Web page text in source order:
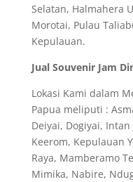
Selatan, Halmahera
Morotai, Pulau
Kepulauan.
Jual Souvenir Jam
Lokasi Kami dalam
Papua meliputi :
Deiyai, Dogiyai, Intan
Keerom, Kepulauan
Raya, Mamberamo
Mimika, Nabire,